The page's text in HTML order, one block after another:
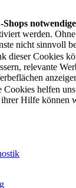
werden.
nicht sinnvoll
dieser Cookies
relevante
Cookies helfen
Hilfe können